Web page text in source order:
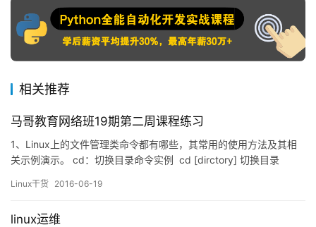
相关推荐
马哥教育网络班19期第二周课程练习
1、Linux上的文件管理类命令都有哪些，其常用的使用方法及其相
关示例演示。 cd：切换目录命令实例 cd [dirctory] 切换目录
Linux干货 2016-06-19
linux运维